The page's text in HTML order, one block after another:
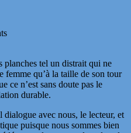
planches tel un distrait qui ne
femme qu’à la taille de son tour
ce n’est sans doute pas le
durable.
avec nous, le lecteur, et
puisque nous sommes bien